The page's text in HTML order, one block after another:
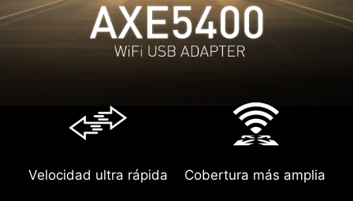
Velocidad ultra rápida Cobertura más amplia